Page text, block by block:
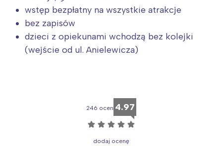
wstęp bezpłatny na wszystkie atrakcje
bez zapisów
dzieci z opiekunami wchodzą bez kolejki
(wejście od ul. Anielewicza)
246 ocen 4.97
☆ ☆ ☆ ☆ ☆
dodaj ocenę